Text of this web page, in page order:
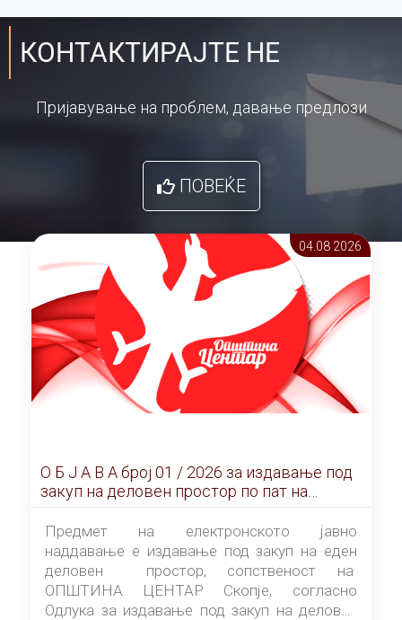
КОНТАКТИРАЈТЕ НЕ
Пријавување на проблем, давање предлози
ПОВЕЌЕ
04.08 2026
О Б Ј А В А брoj 01 / 2026 за издавање под
закуп на деловен простор по пат на
ЕЛЕКТРОНСКО ЈАВНО НАДДАВАЊЕ
Предмет на електронското јавно
наддавање е издавање под закуп на еден
деловен простор, сопственост на
ОПШТИНА ЦЕНТАР Скопје, согласно
Одлука за издавање под закуп на деловен